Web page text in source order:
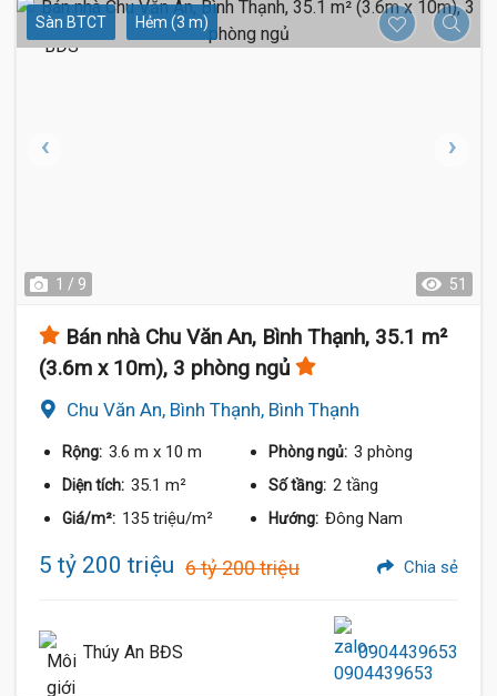
Sàn BTCT Hẻm (3 m)
1 / 9 51
Bán nhà Chu Văn An, Bình Thạnh, 35.1 m²
(3.6m x 10m), 3 phòng ngủ
Chu Văn An, Bình Thạnh, Bình Thạnh
Rộng: 3.6 m x 10 m Phòng ngủ: 3 phòng
Diện tích: 35.1 m² Số tầng: 2 tầng
Giá/m²: 135 triệu/m² Hướng: Đông Nam
5 tỷ 200 triệu 6 tỷ 200 triệu Chia sẻ
Thúy An BĐS 0904439653